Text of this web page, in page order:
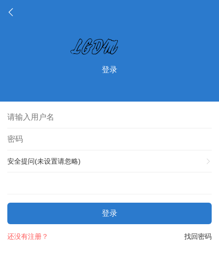
登录
安全提问(未设置请忽略)
登录
找回密码
还没有注册？